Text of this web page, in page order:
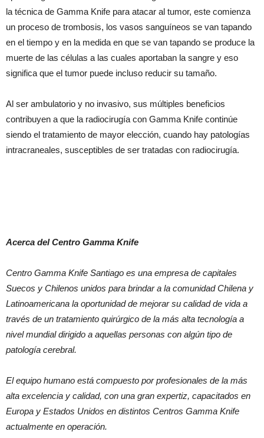
la técnica de Gamma Knife para atacar al tumor, este comienza
un proceso de trombosis, los vasos sanguíneos se van tapando
en el tiempo y en la medida en que se van tapando se produce la
muerte de las células a las cuales aportaban la sangre y eso
significa que el tumor puede incluso reducir su tamaño.
Al ser ambulatorio y no invasivo, sus múltiples beneficios
contribuyen a que la radiocirugía con Gamma Knife continúe
siendo el tratamiento de mayor elección, cuando hay patologías
intracraneales, susceptibles de ser tratadas con radiocirugía.
Acerca del Centro Gamma Knife
Centro Gamma Knife Santiago es una empresa de capitales
Suecos y Chilenos unidos para brindar a la comunidad Chilena y
Latinoamericana la oportunidad de mejorar su calidad de vida a
través de un tratamiento quirúrgico de la más alta tecnología a
nivel mundial dirigido a aquellas personas con algún tipo de
patología cerebral.
El equipo humano está compuesto por profesionales de la más
alta excelencia y calidad, con una gran expertiz, capacitados en
Europa y Estados Unidos en distintos Centros Gamma Knife
actualmente en operación.